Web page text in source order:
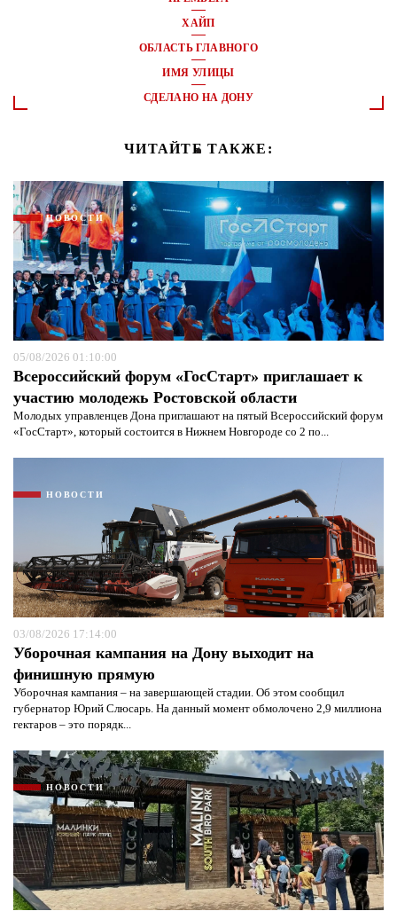
ХАЙП
ОБЛАСТЬ ГЛАВНОГО
ИМЯ УЛИЦЫ
СДЕЛАНО НА ДОНУ
ЧИТАЙТЕ ТАКЖЕ:
НОВОСТИ
05/08/2026 01:10:00
Всероссийский форум «ГосСтарт» приглашает к
участию молодежь Ростовской области
Молодых управленцев Дона приглашают на пятый Всероссийский форум
«ГосСтарт», который состоится в Нижнем Новгороде со 2 по...
НОВОСТИ
03/08/2026 17:14:00
Уборочная кампания на Дону выходит на
финишную прямую
Уборочная кампания – на завершающей стадии. Об этом сообщил
губернатор Юрий Слюсарь. На данный момент обмолочено 2,9 миллиона
гектаров – это порядк...
НОВОСТИ